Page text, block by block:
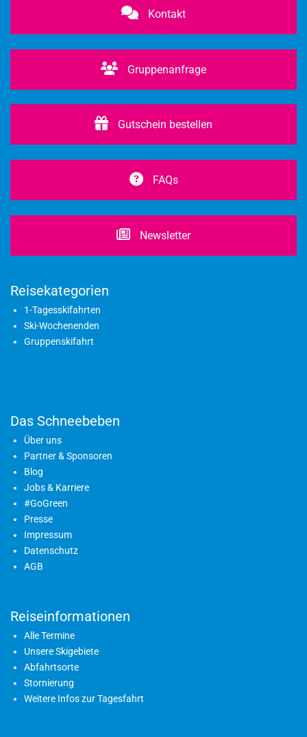
Kontakt
Gruppenanfrage
Gutschein bestellen
FAQs
Newsletter
Reisekategorien
1-Tagesskifahrten
Ski-Wochenenden
Gruppenskifahrt
Das Schneebeben
Über uns
Partner & Sponsoren
Blog
Jobs & Karriere
#GoGreen
Presse
Impressum
Datenschutz
AGB
Reiseinformationen
Alle Termine
Unsere Skigebiete
Abfahrtsorte
Stornierung
Weitere Infos zur Tagesfahrt